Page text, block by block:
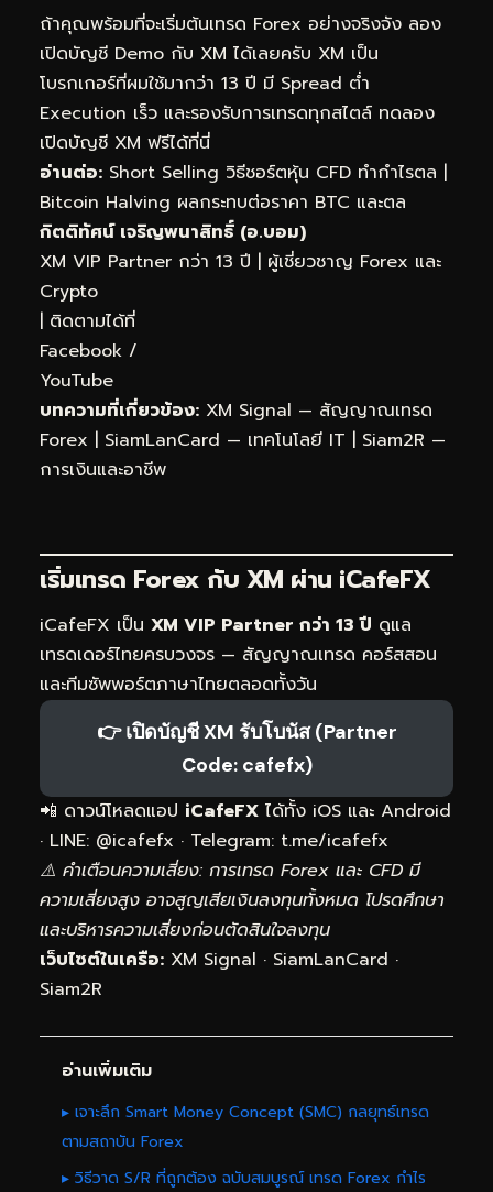
ถ้าคุณพร้อมที่จะเริ่มต้นเทรด Forex อย่างจริงจัง ลอง
เปิดบัญชี Demo กับ XM ได้เลยครับ XM เป็น
โบรกเกอร์ที่ผมใช้มากว่า 13 ปี มี Spread ต่ำ
Execution เร็ว และรองรับการเทรดทุกสไตล์ ทดลอง
เปิดบัญชี XM ฟรีได้ที่นี่
อ่านต่อ: Short Selling วิธีชอร์ตหุ้น CFD ทำกำไรตล |
Bitcoin Halving ผลกระทบต่อราคา BTC และตล
กิตติทัศน์ เจริญพนาสิทธิ์ (อ.บอม)
XM VIP Partner กว่า 13 ปี | ผู้เชี่ยวชาญ Forex และ
Crypto
| ติดตามได้ที่
Facebook /
YouTube
บทความที่เกี่ยวข้อง: XM Signal — สัญญาณเทรด
Forex | SiamLanCard — เทคโนโลยี IT | Siam2R —
การเงินและอาชีพ
เริ่มเทรด Forex กับ XM ผ่าน iCafeFX
iCafeFX เป็น XM VIP Partner กว่า 13 ปี ดูแล
เทรดเดอร์ไทยครบวงจร — สัญญาณเทรด คอร์สสอน
และทีมซัพพอร์ตภาษาไทยตลอดทั้งวัน
👉 เปิดบัญชี XM รับโบนัส (Partner
Code: cafefx)
📲 ดาวน์โหลดแอป iCafeFX ได้ทั้ง iOS และ Android
· LINE: @icafefx · Telegram: t.me/icafefx
⚠️ คำเตือนความเสี่ยง: การเทรด Forex และ CFD มี
ความเสี่ยงสูง อาจสูญเสียเงินลงทุนทั้งหมด โปรดศึกษา
และบริหารความเสี่ยงก่อนตัดสินใจลงทุน
เว็บไซต์ในเครือ: XM Signal · SiamLanCard ·
Siam2R
อ่านเพิ่มเติม
▸ เจาะลึก Smart Money Concept (SMC) กลยุทธ์เทรด
ตามสถาบัน Forex
▸ วิธีวาด S/R ที่ถูกต้อง ฉบับสมบูรณ์ เทรด Forex กำไร